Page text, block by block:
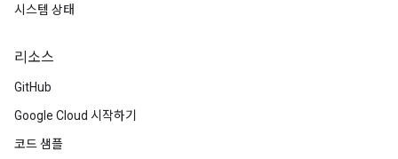
시스템 상태
리소스
GitHub
Google Cloud 시작하기
코드 샘플